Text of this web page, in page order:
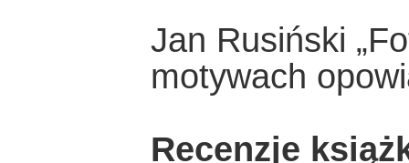
Jan Rusiński
motywach
Recenzje